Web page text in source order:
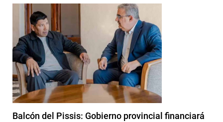
Balcón del Pissis: Gobierno provincial financiará